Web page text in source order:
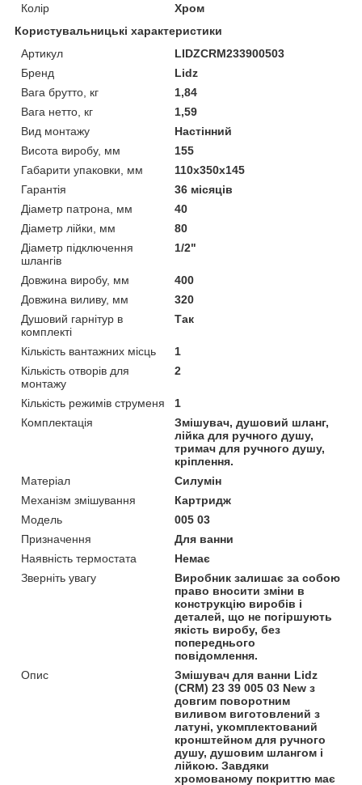
Колір
Хром
Користувальницькі характеристики
Артикул
LIDZCRM233900503
Бренд
Lidz
Вага брутто, кг
1,84
Вага нетто, кг
1,59
Вид монтажу
Настінний
Висота виробу, мм
155
Габарити упаковки, мм
110х350х145
Гарантія
36 місяців
Діаметр патрона, мм
40
Діаметр лійки, мм
80
Діаметр підключення
шлангів
1/2"
Довжина виробу, мм
400
Довжина виливу, мм
320
Душовий гарнітур в
комплекті
Так
Кількість вантажних місць
1
Кількість отворів для
монтажу
2
Кількість режимів струменя
1
Комплектація
Змішувач, душовий шланг,
лійка для ручного душу,
тримач для ручного душу,
кріплення.
Матеріал
Силумін
Механізм змішування
Картридж
Модель
005 03
Призначення
Для ванни
Наявність термостата
Немає
Зверніть увагу
Виробник залишає за собою
право вносити зміни в
конструкцію виробів і
деталей, що не погіршують
якість виробу, без
попереднього
повідомлення.
Опис
Змішувач для ванни Lidz
(CRM) 23 39 005 03 New з
довгим поворотним
виливом виготовлений з
латуні, укомплектований
кронштейном для ручного
душу, душовим шлангом і
лійкою. Завдяки
хромованому покриттю має